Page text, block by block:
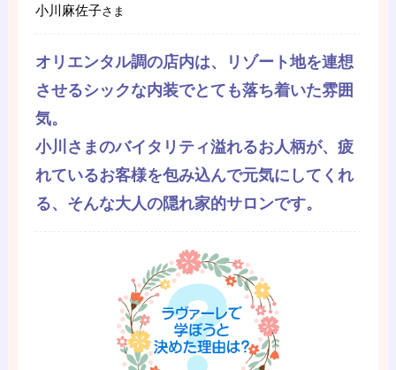
小川麻佐子さま
オリエンタル調の店内は、リゾート地を連想
させるシックな内装でとても落ち着いた雰囲
気。
小川さまのバイタリティ溢れるお人柄が、疲
れているお客様を包み込んで元気にしてくれ
る、そんな大人の隠れ家的サロンです。